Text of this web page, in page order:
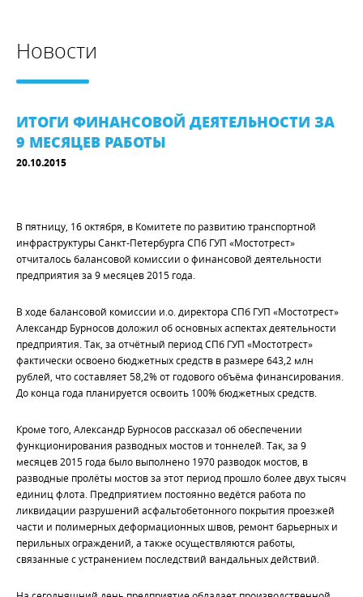
Новости
ИТОГИ ФИНАНСОВОЙ ДЕЯТЕЛЬНОСТИ ЗА
9 МЕСЯЦЕВ РАБОТЫ
20.10.2015
В пятницу, 16 октября, в Комитете по развитию транспортной
инфраструктуры Санкт-Петербурга СПб ГУП «Мостотрест»
отчиталось балансовой комиссии о финансовой деятельности
предприятия за 9 месяцев 2015 года.
В ходе балансовой комиссии и.о. директора СПб ГУП «Мостотрест»
Александр Бурносов доложил об основных аспектах деятельности
предприятия. Так, за отчётный период СПб ГУП «Мостотрест»
фактически освоено бюджетных средств в размере 643,2 млн
рублей, что составляет 58,2% от годового объёма финансирования.
До конца года планируется освоить 100% бюджетных средств.
Кроме того, Александр Бурносов рассказал об обеспечении
функционирования разводных мостов и тоннелей. Так, за 9
месяцев 2015 года было выполнено 1970 разводок мостов, в
разводные пролёты мостов за этот период прошло более двух тысяч
единиц флота. Предприятием постоянно ведётся работа по
ликвидации разрушений асфальтобетонного покрытия проезжей
части и полимерных деформационных швов, ремонт барьерных и
перильных ограждений, а также осуществляются работы,
связанные с устранением последствий вандальных действий.